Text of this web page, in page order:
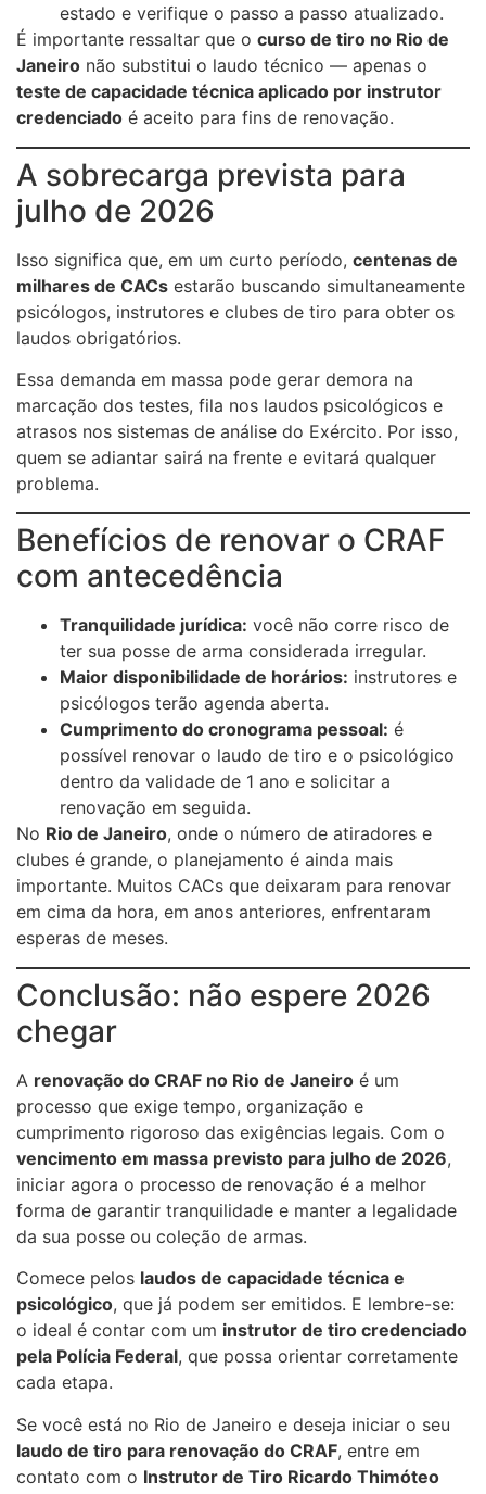
estado e verifique o passo a passo atualizado.
É importante ressaltar que o curso de tiro no Rio de
Janeiro não substitui o laudo técnico — apenas o
teste de capacidade técnica aplicado por instrutor
credenciado é aceito para fins de renovação.
A sobrecarga prevista para
julho de 2026
Isso significa que, em um curto período, centenas de
milhares de CACs estarão buscando simultaneamente
psicólogos, instrutores e clubes de tiro para obter os
laudos obrigatórios.
Essa demanda em massa pode gerar demora na
marcação dos testes, fila nos laudos psicológicos e
atrasos nos sistemas de análise do Exército. Por isso,
quem se adiantar sairá na frente e evitará qualquer
problema.
Benefícios de renovar o CRAF
com antecedência
Tranquilidade jurídica: você não corre risco de
ter sua posse de arma considerada irregular.
Maior disponibilidade de horários: instrutores e
psicólogos terão agenda aberta.
Cumprimento do cronograma pessoal: é
possível renovar o laudo de tiro e o psicológico
dentro da validade de 1 ano e solicitar a
renovação em seguida.
No Rio de Janeiro, onde o número de atiradores e
clubes é grande, o planejamento é ainda mais
importante. Muitos CACs que deixaram para renovar
em cima da hora, em anos anteriores, enfrentaram
esperas de meses.
Conclusão: não espere 2026
chegar
A renovação do CRAF no Rio de Janeiro é um
processo que exige tempo, organização e
cumprimento rigoroso das exigências legais. Com o
vencimento em massa previsto para julho de 2026,
iniciar agora o processo de renovação é a melhor
forma de garantir tranquilidade e manter a legalidade
da sua posse ou coleção de armas.
Comece pelos laudos de capacidade técnica e
psicológico, que já podem ser emitidos. E lembre-se:
o ideal é contar com um instrutor de tiro credenciado
pela Polícia Federal, que possa orientar corretamente
cada etapa.
Se você está no Rio de Janeiro e deseja iniciar o seu
laudo de tiro para renovação do CRAF, entre em
contato com o Instrutor de Tiro Ricardo Thimóteo